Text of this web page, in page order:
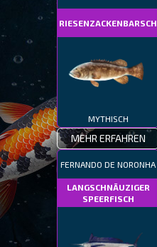
RIESENZACKENBARSCH
MYTHISCH
MEHR ERFAHREN
FERNANDO DE NORONHA
LANGSCHNÄUZIGER
SPEERFISCH